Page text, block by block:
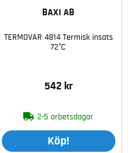
BAXI AB
TERMOVAR 4814 Termisk insats
72°C
542 kr
2-5 arbetsdagar
Köp!